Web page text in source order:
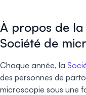
À propos de
Société de
Chaque année, la
des personnes de
microscopie sous une